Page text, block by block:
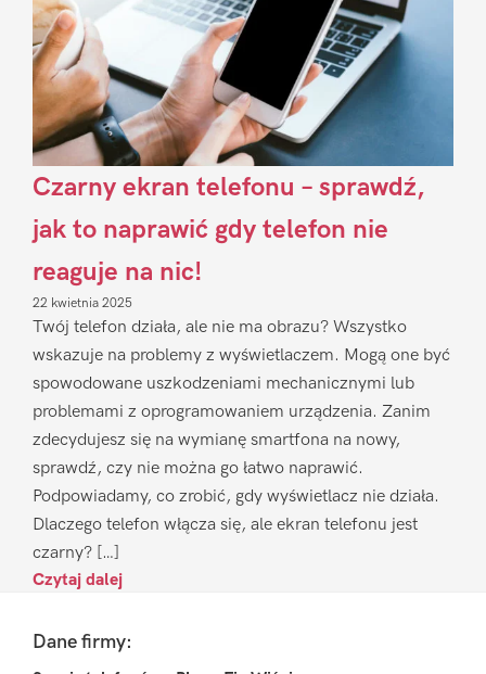
Czarny ekran telefonu – sprawdź,
jak to naprawić gdy telefon nie
reaguje na nic!
22 kwietnia 2025
Twój telefon działa, ale nie ma obrazu? Wszystko
wskazuje na problemy z wyświetlaczem. Mogą one być
spowodowane uszkodzeniami mechanicznymi lub
problemami z oprogramowaniem urządzenia. Zanim
zdecydujesz się na wymianę smartfona na nowy,
sprawdź, czy nie można go łatwo naprawić.
Podpowiadamy, co zrobić, gdy wyświetlacz nie działa.
Dlaczego telefon włącza się, ale ekran telefonu jest
czarny? […]
Czytaj dalej
FooterDane firmy: